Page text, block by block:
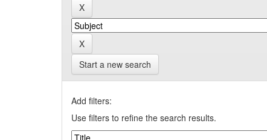
Start a new search
Add filters:
Use filters to refine the search results.